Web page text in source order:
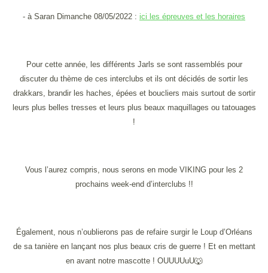
- à Saran Dimanche 08/05/2022 : ici les épreuves et les horaires
Pour cette année, les différents Jarls se sont rassemblés pour
discuter du thème de ces interclubs et ils ont décidés de sortir les
drakkars, brandir les haches, épées et boucliers mais surtout de sortir
leurs plus belles tresses et leurs plus beaux maquillages ou tatouages
!
Vous l’aurez compris, nous serons en mode VIKING pour les 2
prochains week-end d’interclubs !!
Également, nous n’oublierons pas de refaire surgir le Loup d’Orléans
de sa tanière en lançant nos plus beaux cris de guerre ! Et en mettant
en avant notre mascotte ! OUUUUuU🐺